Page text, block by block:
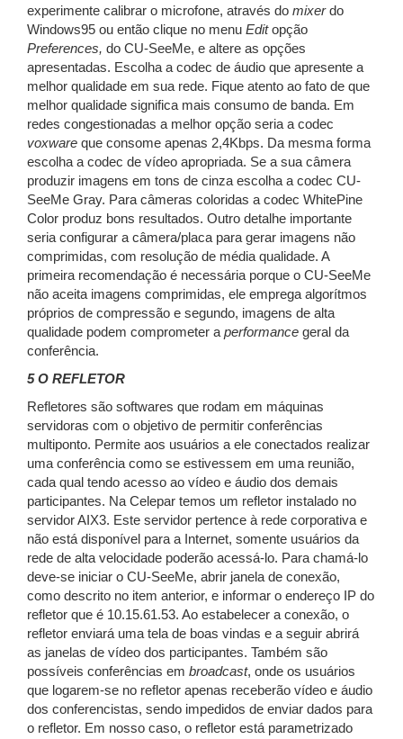
experimente calibrar o microfone, através do mixerdo
Windows95 ou então clique no menu Editopção
Preferences, do CU-SeeMe, e altere as opções
apresentadas. Escolha a codec de áudio que apresente a
melhor qualidade em sua rede. Fique atento ao fato de que
melhor qualidade significa mais consumo de banda. Em
redes congestionadas a melhor opção seria a codec
voxware que consome apenas 2,4Kbps. Da mesma forma
escolha a codec de vídeo apropriada. Se a sua câmera
produzir imagens em tons de cinza escolha a codec CU-
SeeMe Gray. Para câmeras coloridas a codec WhitePine
Color produz bons resultados. Outro detalhe importante
seria configurar a câmera/placa para gerar imagens não
comprimidas, com resolução de média qualidade. A
primeira recomendação é necessária porque o CU-SeeMe
não aceita imagens comprimidas, ele emprega algorítmos
próprios de compressão e segundo, imagens de alta
qualidade podem comprometer a performance geral da
conferência.
5 O REFLETOR
Refletores são softwares que rodam em máquinas
servidoras com o objetivo de permitir conferências
multiponto. Permite aos usuários a ele conectados realizar
uma conferência como se estivessem em uma reunião,
cada qual tendo acesso ao vídeo e áudio dos demais
participantes. Na Celepar temos um refletor instalado no
servidor AIX3. Este servidor pertence à rede corporativa e
não está disponível para a Internet, somente usuários da
rede de alta velocidade poderão acessá-lo. Para chamá-lo
deve-se iniciar o CU-SeeMe, abrir janela de conexão,
como descrito no item anterior, e informar o endereço IP do
refletor que é 10.15.61.53. Ao estabelecer a conexão, o
refletor enviará uma tela de boas vindas e a seguir abrirá
as janelas de vídeo dos participantes. Também são
possíveis conferências em broadcast, onde os usuários
que logarem-se no refletor apenas receberão vídeo e áudio
dos conferencistas, sendo impedidos de enviar dados para
o refletor. Em nosso caso, o refletor está parametrizado